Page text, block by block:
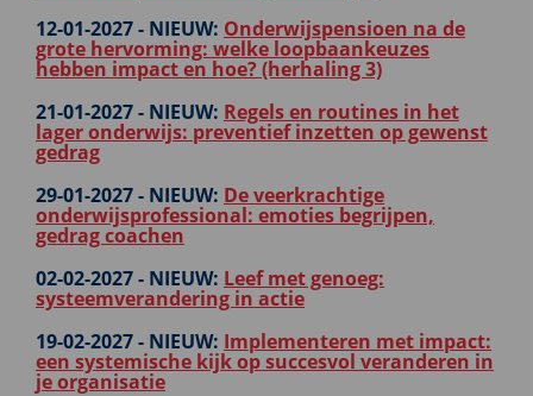
12-01-2027 - NIEUW: Onderwijspensioen na de
grote hervorming: welke loopbaankeuzes
hebben impact en hoe? (herhaling 3)
21-01-2027 - NIEUW: Regels en routines in het
lager onderwijs: preventief inzetten op gewenst
gedrag
29-01-2027 - NIEUW: De veerkrachtige
onderwijsprofessional: emoties begrijpen,
gedrag coachen
02-02-2027 - NIEUW: Leef met genoeg:
systeemverandering in actie
19-02-2027 - NIEUW: Implementeren met impact:
een systemische kijk op succesvol veranderen in
je organisatie